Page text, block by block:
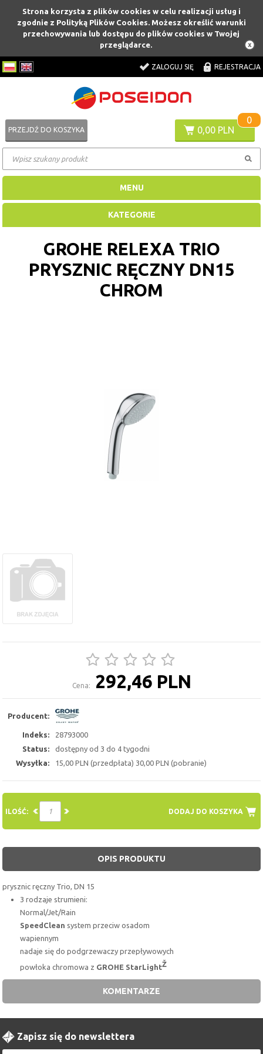
Strona korzysta z plików cookies w celu realizacji usług i
zgodnie z Polityką Plików Cookies. Możesz określić warunki
przechowywania lub dostępu do plików cookies w Twojej
przeglądarce.
ZALOGUJ SIĘ REJESTRACJA
0,00 PLN
0
PRZEJDŹ DO KOSZYKA
MENU
KATEGORIE
GROHE RELEXA TRIO
PRYSZNIC RĘCZNY DN15
CHROM
Cena: 292,46 PLN
Producent:
Indeks:
28793000
Status:
dostępny od 3 do 4 tygodni
Wysyłka:
15,00 PLN (przedpłata) 30,00 PLN (pobranie)
DODAJ DO KOSZYKA
ILOŚĆ:
OPIS PRODUKTU
prysznic ręczny Trio, DN 15
3 rodzaje strumieni:
Normal/Jet/Rain
SpeedClean system przeciw osadom
wapiennym
nadaje się do podgrzewaczy przepływowych
powłoka chromowa z GROHE StarLightŽ
KOMENTARZE
Zapisz się do newslettera